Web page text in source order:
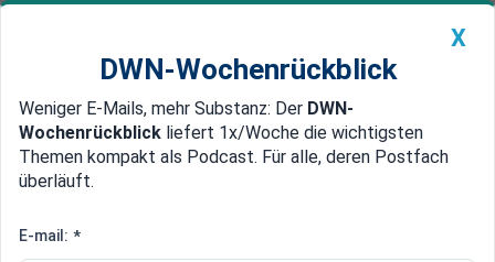
Newsticker MEIN DWN: Geldanlage Premium
Edelmetalle DWN-Magazin China
So lief das Börsenjahr 2025:
X
DWN-Wochenrückblick
Weniger E-Mails, mehr Substanz: Der DWN-
Wochenrückblick liefert 1x/Woche die wichtigsten
Themen kompakt als Podcast. Für alle, deren Postfach
überläuft.
E-mail: *